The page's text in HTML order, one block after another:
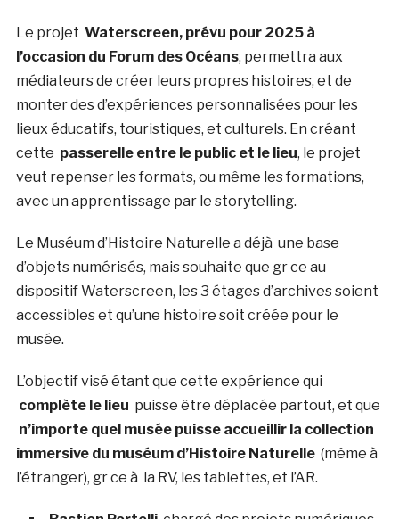
Le projet Waterscreen, prévu pour 2025 à
l’occasion du Forum des Océans, permettra aux
médiateurs de créer leurs propres histoires, et de
monter des d’expériences personnalisées pour les
lieux éducatifs, touristiques, et culturels. En créant
cette passerelle entre le public et le lieu, le projet
veut repenser les formats, ou même les formations,
avec un apprentissage par le storytelling.
Le Muséum d’Histoire Naturelle a déjà une base
d’objets numérisés, mais souhaite que gr ce au
dispositif Waterscreen, les 3 étages d’archives soient
accessibles et qu’une histoire soit créée pour le
musée.
L’objectif visé étant que cette expérience qui
complète le lieu puisse être déplacée partout, et que
n’importe quel musée puisse accueillir la collection
immersive du muséum d’Histoire Naturelle(même à
l’étranger), gr ce à la RV, les tablettes, et l’AR.